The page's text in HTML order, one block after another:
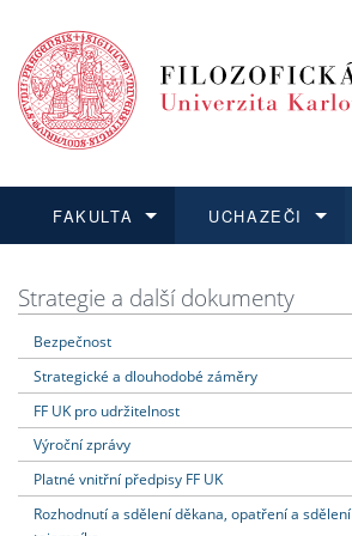
FAKULTA
Dozvědět se více
UCHAZEČI
Podat přihlášku
Dozvědět se více
Dozvědět se více
Dozvědět se více
Strategie a další dokumenty
Bezpečnost
Strategické a dlouhodobé záměry
FF UK pro udržitelnost
Výroční zprávy
Platné vnitřní předpisy FF UK
Rozhodnutí a sdělení děkana, opatření a sdělení